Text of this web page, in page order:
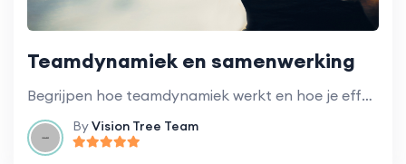
Teamdynamiek en samenwerking
Begrijpen hoe teamdynamiek werkt en hoe je effectieve samenwerking kunt bevorderen.
ByVision Tree Team